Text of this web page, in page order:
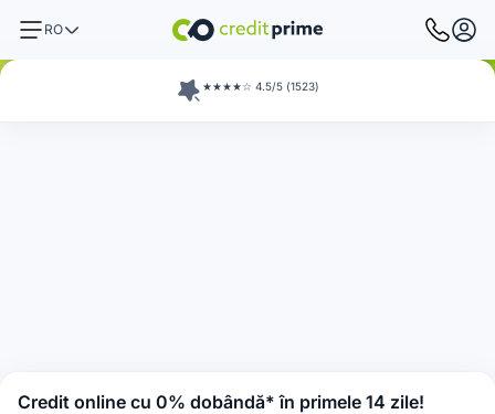
RO
★★★★☆ 4.5/5 (1523)
Credit online cu 0% dobândă* în primele 14 zile!